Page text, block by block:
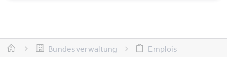
Bundesverwaltung
Emplois